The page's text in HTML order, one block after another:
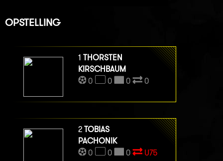
OPSTELLING
1 THORSTEN
KIRSCHBAUM
0
0 0 0
2 TOBIAS
PACHONIK
0
0 0 U75